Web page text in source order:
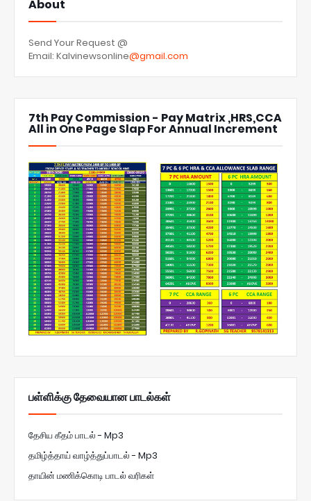
About
Send Your Request @
Email: Kalvinewsonline@gmail.com
7th Pay Commission - Pay Matrix ,HRS,CCA
All in One Page Slap For Annual Increment
பள்ளிக்கு தேவையான பாடல்கள்
தேசிய கீதம் பாடல் - Mp3
தமிழ்த்தாய் வாழ்த்துப்பாடல் - Mp3
தாயின் மணிக்கொடி பாடல் வரிகள்